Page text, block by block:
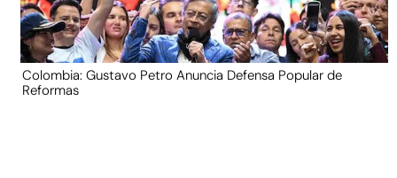
Colombia: Gustavo Petro Anuncia Defensa Popular de
Reformas